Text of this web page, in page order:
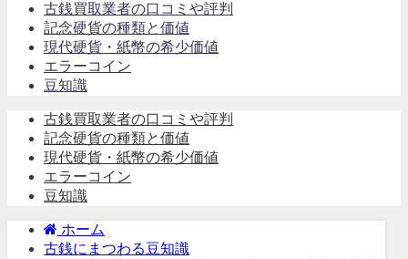
古銭買取業者の口コミや評判
記念硬貨の種類と価値
現代硬貨・紙幣の希少価値
エラーコイン
豆知識
古銭買取業者の口コミや評判
記念硬貨の種類と価値
現代硬貨・紙幣の希少価値
エラーコイン
豆知識
ホーム
古銭にまつわる豆知識